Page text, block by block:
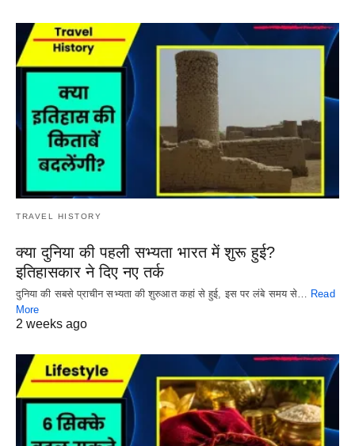
TRAVEL HISTORY
क्या दुनिया की पहली सभ्यता भारत में शुरू हुई?
इतिहासकार ने दिए नए तर्क
दुनिया की सबसे प्राचीन सभ्यता की शुरुआत कहां से हुई, इस पर लंबे समय से… Read
More
2 weeks ago